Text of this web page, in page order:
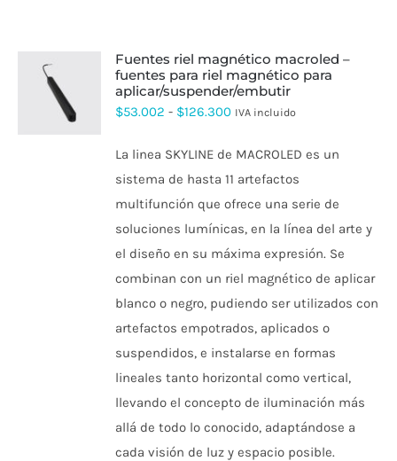
ESTE
PRODUCTO
TIENE
VARIANTES.
fuentes riel magnético macroled –
fuentes para riel magnético para
aplicar/suspender/embutir
$53.002 - $126.300Rango
precios:
desde
$53.002
hasta
$126.300
IVA incluido
La linea SKYLINE de MACROLED es un
sistema de hasta 11 artefactos
multifunción que ofrece una serie de
soluciones lumínicas, en la línea del arte y
el diseño en su máxima expresión. Se
combinan con un riel magnético de aplicar
blanco o negro, pudiendo ser utilizados con
artefactos empotrados, aplicados o
suspendidos, e instalarse en formas
lineales tanto horizontal como vertical,
llevando el concepto de iluminación más
allá de todo lo conocido, adaptándose a
cada visión de luz y espacio posible.